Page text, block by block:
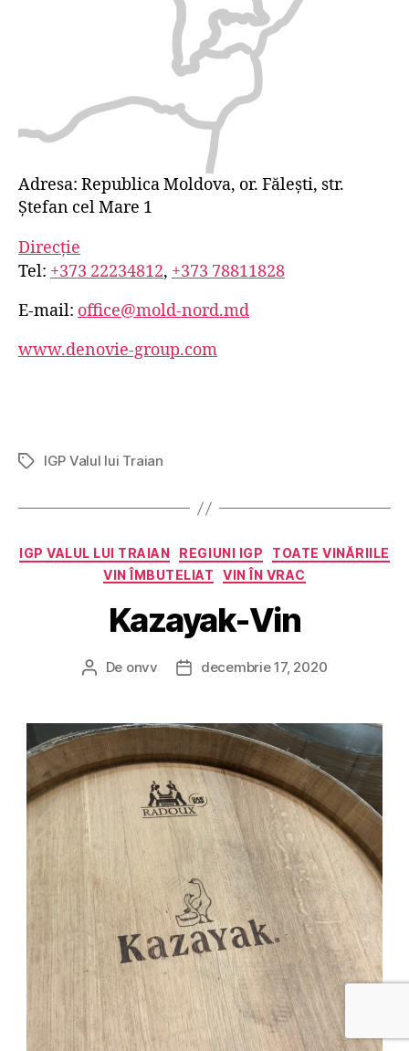
Adresa: Republica Moldova, or. Făleşti, str.
Ştefan cel Mare 1
Direcție
Tel: +373 22234812, +373 78811828
E-mail: office@mold-nord.md
www.denovie-group.com
EticheteIGP Valul lui Traian
Categorii
IGP VALUL LUI TRAIAN REGIUNI IGP
TOATE VINĂRIILE
VIN ÎMBUTELIAT
VIN ÎN VRAC
Kazayak-Vin
Autor
De onvv
Datădecembrie 17, 2020